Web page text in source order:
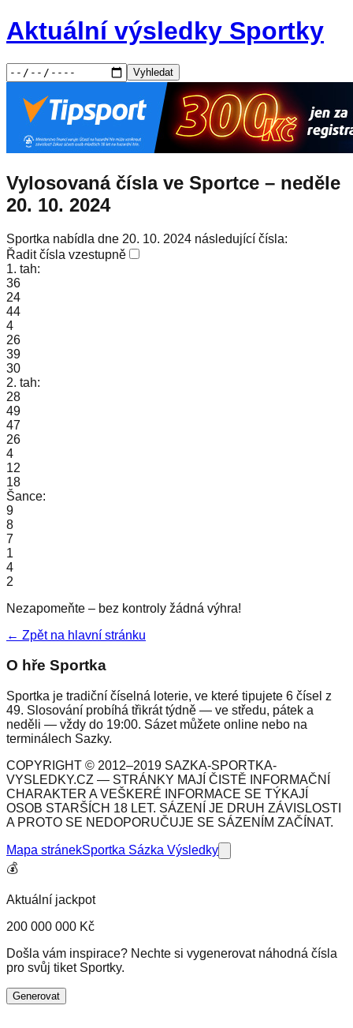
Aktuální výsledky Sportky
Vyhledat
Vylosovaná čísla ve Sportce – neděle
20. 10. 2024
Sportka nabídla dne 20. 10. 2024 následující čísla:
Řadit čísla vzestupně
1. tah:
36
24
44
4
26
39
30
2. tah:
28
49
47
26
4
12
18
Šance:
9
8
7
1
4
2
Nezapomeňte – bez kontroly žádná výhra!
← Zpět na hlavní stránku
O hře Sportka
Sportka je tradiční číselná loterie, ve které tipujete 6 čísel z
49. Slosování probíhá třikrát týdně — ve středu, pátek a
neděli — vždy do 19:00. Sázet můžete online nebo na
terminálech Sazky.
COPYRIGHT © 2012–2019 SAZKA-SPORTKA-
VYSLEDKY.CZ — STRÁNKY MAJÍ ČISTĚ INFORMAČNÍ
CHARAKTER A VEŠKERÉ INFORMACE SE TÝKAJÍ
OSOB STARŠÍCH 18 LET. SÁZENÍ JE DRUH ZÁVISLOSTI
A PROTO SE NEDOPORUČUJE SE SÁZENÍM ZAČÍNAT.
Mapa stránekSportka Sázka Výsledky
💰
Aktuální jackpot
200 000 000 Kč
Došla vám inspirace? Nechte si vygenerovat náhodná čísla
pro svůj tiket Sportky.
Generovat